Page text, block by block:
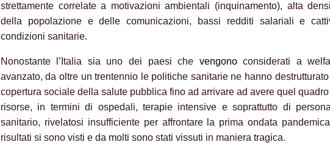
strettamente correlate a motivazioni ambientali (inquinamento), alta
della popolazione e delle comunicazioni, bassi redditi salariali e
condizioni sanitarie.
Nonostante l’Italia sia uno dei paesi che vengonoconsiderati a
avanzato, da oltre un trentennio le politiche sanitarie ne hanno destrutturato
copertura sociale della salute pubblica fino ad arrivare ad avere quel quadro
risorse, in termini di ospedali, terapie intensive e soprattutto di
sanitario, rivelatosi insufficiente per affrontare la prima ondata
risultati si sono visti e da molti sono stati vissuti in maniera tragica.